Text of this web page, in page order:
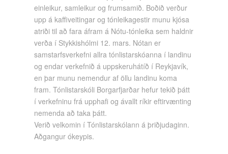
einleikur, samleikur og frumsamið. Boðið verður
upp á kaffiveitingar og tónleikagestir munu kjósa
atriði til að fara áfram á Nótu-tónleika sem haldnir
verða í Stykkishólmi 12. mars. Nótan er
samstarfsverkefni allra tónlistarskóanna í landinu
og endar verkefnið á uppskeruhátíð í Reykjavík,
en þar munu nemendur af öllu landinu koma
fram. Tónlistarskóli Borgarfjarðar hefur tekið þátt
í verkefninu frá upphafi og ávallt ríkir eftirvænting
nemenda að taka þátt.
Verið velkomin í Tónlistarskólann á þriðjudaginn.
Aðgangur ókeypis.